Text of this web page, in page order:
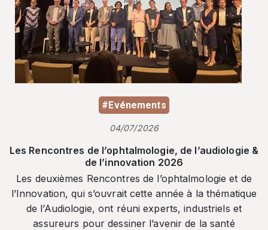
#Evénements
04/07/2026
Les Rencontres de l’ophtalmologie, de l’audiologie &
de l’innovation 2026
Les deuxièmes Rencontres de l’ophtalmologie et de
l’Innovation, qui s’ouvrait cette année à la thématique
de l’Audiologie, ont réuni experts, industriels et
assureurs pour dessiner l’avenir de la santé